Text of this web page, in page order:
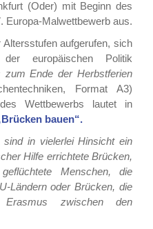
(Oder) mit Beginn des
Europa-Malwettbewerb aus.
aufgerufen, sich
europäischen Politik
zum Ende der Herbstferien
Format A3)
Wettbewerbs lautet in
bauen“.
in vielerlei Hinsicht ein
Hilfe errichtete Brücken,
Menschen, die
Ländern oder Brücken, die
Erasmus zwischen den